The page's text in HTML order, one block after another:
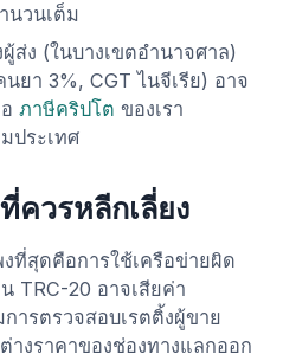
นวนเต็ม
ง (ในบางเขตอำนาจศาล)
ยา 3%, CGT ไนจีเรีย) อาจ
ภาษีคริปโต ของเรา
ประเทศ
ควรหลีกเลี่ยง
ที่สุดคือการใช้เครือข่ายผิด
TRC-20 อาจเสียค่า
ารตรวจสอบเรตติ้งผู้ขาย
างราคาของช่องทางแลกออก